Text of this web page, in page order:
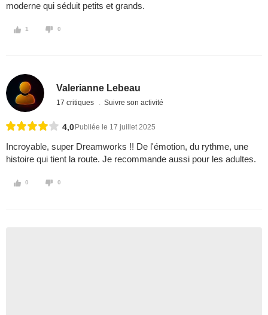
moderne qui séduit petits et grands.
1 0
Valerianne Lebeau
17 critiques Suivre son activité
4,0 Publiée le 17 juillet 2025
Incroyable, super Dreamworks !! De l'émotion, du rythme, une
histoire qui tient la route. Je recommande aussi pour les adultes.
0 0